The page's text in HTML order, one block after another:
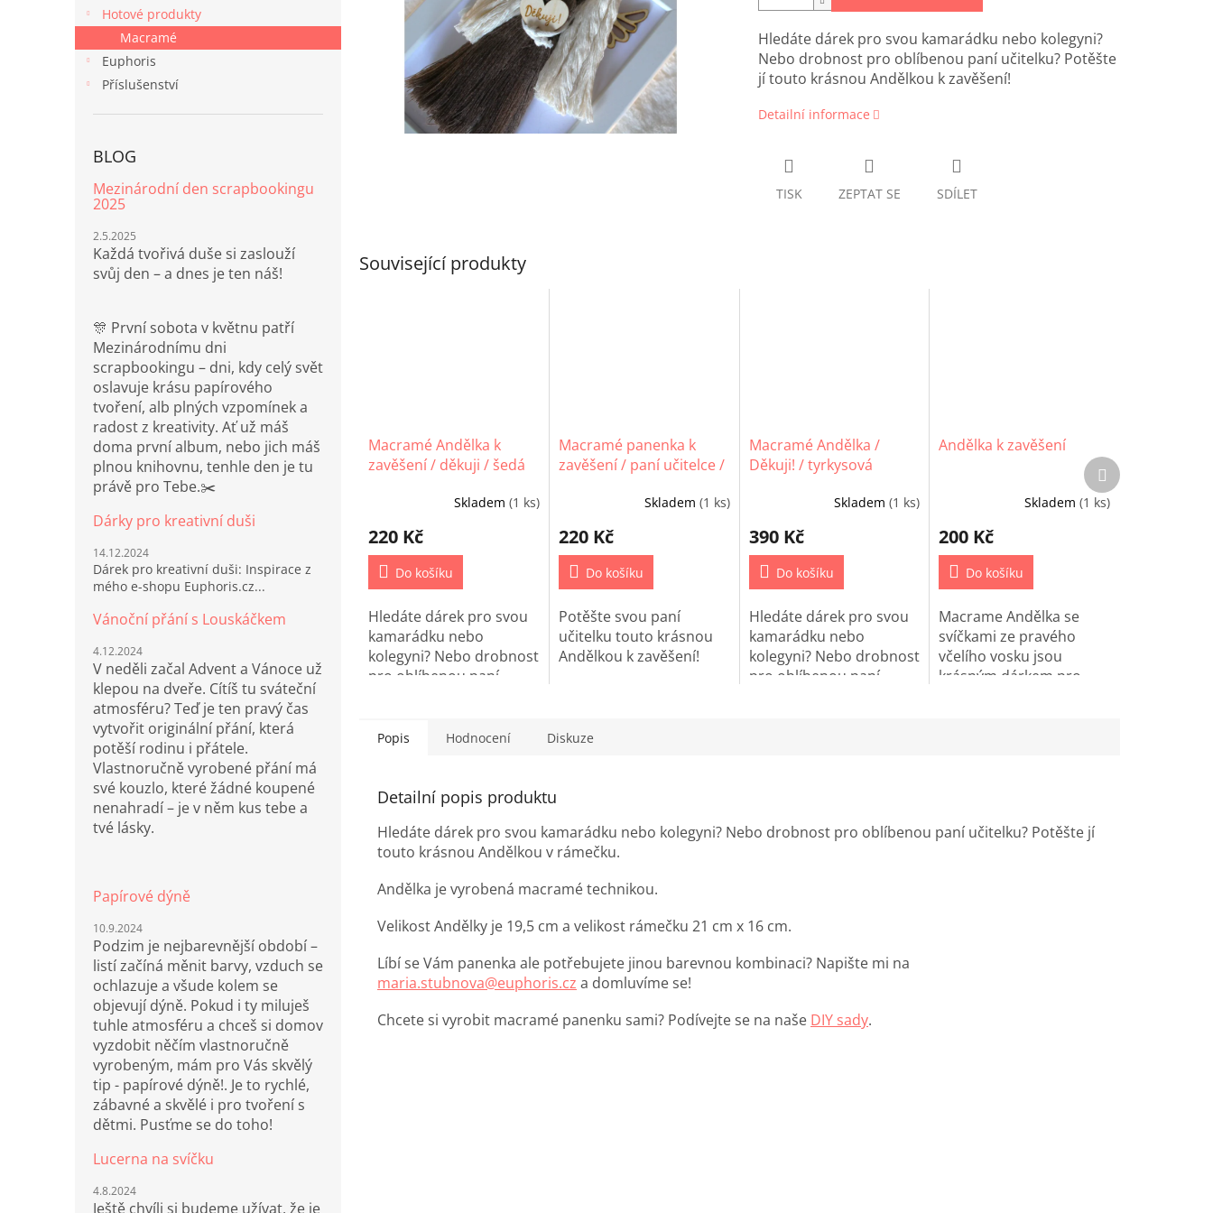
e
l
Hotové produkty
Macramé
Euphoris
Příslušenství
BLOG
Mezinárodní den scrapbookingu
2025
2.5.2025
Každá tvořivá duše si zaslouží
svůj den – a dnes je ten náš!
🎊 První sobota v květnu patří
Mezinárodnímu dni
scrapbookingu – dni, kdy celý svět
oslavuje krásu papírového
tvoření, alb plných vzpomínek a
radost z kreativity. Ať už máš
doma první album, nebo jich máš
plnou knihovnu, tenhle den je tu
právě pro Tebe.✂️
Dárky pro kreativní duši
14.12.2024
Dárek pro kreativní duši: Inspirace z
mého e-shopu Euphoris.cz...
Vánoční přání s Louskáčkem
4.12.2024
V neděli začal Advent a Vánoce už
klepou na dveře. Cítíš tu sváteční
atmosféru? Teď je ten pravý čas
vytvořit originální přání, která
potěší rodinu i přátele.
Vlastnoručně vyrobené přání má
své kouzlo, které žádné koupené
nenahradí – je v něm kus tebe a
tvé lásky.
Papírové dýně
10.9.2024
Podzim je nejbarevnější období –
listí začíná měnit barvy, vzduch se
ochlazuje a všude kolem se
objevují dýně. Pokud i ty miluješ
tuhle atmosféru a chceš si domov
vyzdobit něčím vlastnoručně
vyrobeným, mám pro Vás skvělý
tip - papírové dýně!. Je to rychlé,
zábavné a skvělé i pro tvoření s
dětmi. Pusťme se do toho!
Lucerna na svíčku
4.8.2024
Ještě chvíli si budeme užívat, že je
Hledáte dárek pro svou kamarádku nebo kolegyni?
Nebo drobnost pro oblíbenou paní učitelku? Potěšte
jí touto krásnou Andělkou k zavěšení!
Detailní informace
TISK ZEPTAT SE SDÍLET
Související produkty
Macramé Andělka k
zavěšení / děkuji / šedá
Skladem (1 ks)
220 Kč
Do košíku
Hledáte dárek pro svou
kamarádku nebo
kolegyni? Nebo drobnost
pro oblíbenou paní
zavěšení!
Macramé panenka k
zavěšení / paní učitelce /
Skladem (1 ks)
220 Kč
Do košíku
Potěšte svou paní
učitelku touto krásnou
Andělkou k zavěšení!
Macramé Andělka /
Děkuji! / tyrkysová
Skladem(1 ks)
390 Kč
Do košíku
Hledáte dárek pro svou
kamarádku nebo
kolegyni? Nebo drobnost
pro oblíbenou paní
Andělka k zavěšení
Skladem (1 ks)
200 Kč
Do košíku
Macrame Andělka se
svíčkami ze pravého
včelího vosku jsou
krásným dárkem pro
Další
produkt
Popis Hodnocení Diskuze
Detailní popis produktu
Hledáte dárek pro svou kamarádku nebo kolegyni? Nebo drobnost pro oblíbenou paní učitelku? Potěšte jí
touto krásnou Andělkou v rámečku.
Andělka je vyrobená macramé technikou.
Velikost Andělky je 19,5 cm a velikost rámečku 21 cm x 16 cm.
Líbí se Vám panenka ale potřebujete jinou barevnou kombinaci? Napište mi na
maria.stubnova@euphoris.cz a domluvíme se!
Chcete si vyrobit macramé panenku sami? Podívejte se na naše DIY sady.